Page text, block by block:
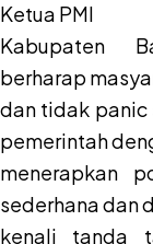
Ketua PMI
Kabupaten
berharap
dan tidak panic
pemerintah
menerapkan
sederhana dan
kenali tanda